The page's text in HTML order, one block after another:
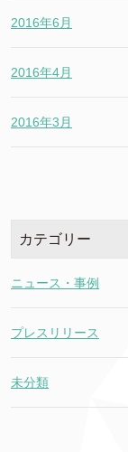
2016年6月
2016年4月
2016年3月
カテゴリー
ニュース・事例
プレスリリース
未分類